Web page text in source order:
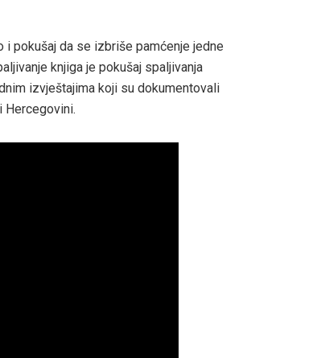
i pokušaj da se izbriše pamćenje jedne
knjiga je pokušaj spaljivanja
izvještajima koji su dokumentovali
Hercegovini.